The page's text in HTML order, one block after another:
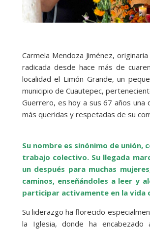
Carmela Mendoza Jiménez,
radicada desde hace más de
localidad el Limón Grande, un
municipio de Cuautepec,
Guerrero, es hoy a sus 67 años una
más queridas y respetadas de su
Su nombre es sinónimo de unión,
trabajo colectivo. Su llegada
un después para muchas
caminos, enseñándoles a leer y
participar activamente en la vida
Su liderazgo ha florecido
la Iglesia, donde ha encabezado